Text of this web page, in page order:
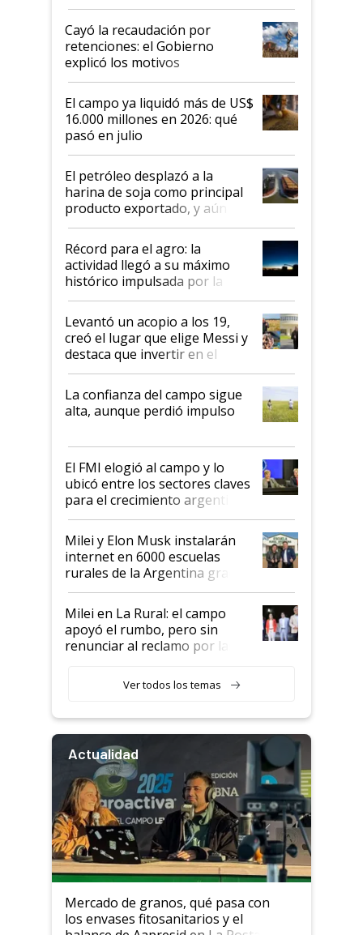
al Congreso Aapresid y hasta se
habló del financiamiento al IPCVA
Cayó la recaudación por
retenciones: el Gobierno
explicó los motivos
El campo ya liquidó más de US$
16.000 millones en 2026: qué
pasó en julio
El petróleo desplazó a la
harina de soja como principal
producto exportado, y aún así
el agro aportó casi seis de cada
diez dólares y sostuvo el
liderazgo en un semestre
récord
Récord para el agro: la
actividad llegó a su máximo
histórico impulsada por la
cosecha y las exportaciones
Levantó un acopio a los 19,
creó el lugar que elige Messi y
destaca que invertir en el
kirchnerismo era como "darle
plata a un hijo para droga":
Juan Félix Rossetti, el libertario
que de una dura crisis salió
de Milei
La confianza del campo sigue
alta, aunque perdió impulso
El FMI elogió al campo y lo
ubicó entre los sectores claves
para el crecimiento argentino
Milei y Elon Musk instalarán
internet en 6000 escuelas
rurales de la Argentina gracias
a un acuerdo con Starlink
Milei en La Rural: el campo
apoyó el rumbo, pero sin
renunciar al reclamo por las
Ver todos los temas
Actualidad
Mercado de granos, qué pasa con
los envases fitosanitarios y el